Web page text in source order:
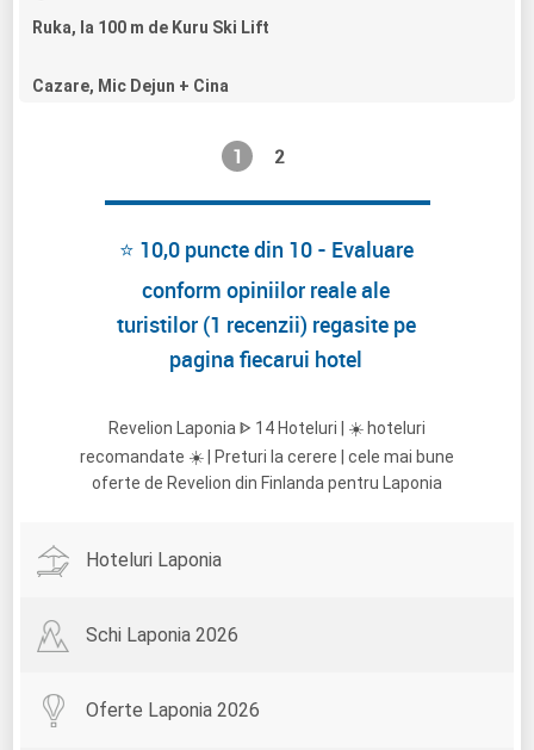
Ruka, la 100 m de Kuru Ski Lift
Cazare, Mic Dejun + Cina
1 2
⭐ 10,0 puncte din 10 - Evaluare
conform opiniilor reale ale
turistilor (1 recenzii) regasite pe
pagina fiecarui hotel
Revelion Laponia ᐈ 14 Hoteluri | ☀️ hoteluri
recomandate ☀️ | Preturi la cerere | cele mai bune
oferte de Revelion din Finlanda pentru Laponia
Hoteluri Laponia
Schi Laponia 2026
Oferte Laponia 2026